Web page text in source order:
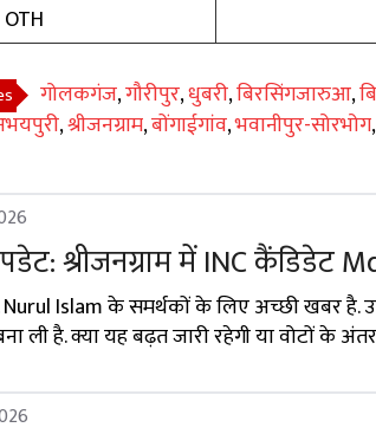
OTH
गोलकगंज,गौरीपुर,धुबरी,बिरसिंगजारुआ,
,श्रीजनग्राम,बोंगाईगांव,भवानीपुर-सोरभोग,
श्रीजनग्राम में INC
Nurul Islam के समर्थकों के लिए अच्छी खबर है.
ली है. क्या यह बढ़त जारी रहेगी या वोटों के